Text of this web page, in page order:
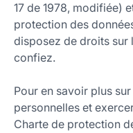
17 de 1978, modifiée)
protection des
disposez de droits sur
confiez.
Pour en savoir plus
personnelles et
Charte de protection